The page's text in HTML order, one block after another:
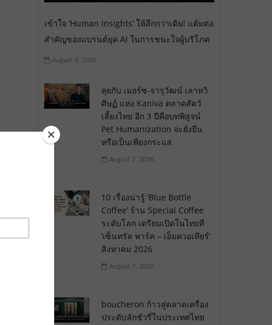
เข้าใจ ‘Human Insights’ ให้ลึกกว่าเดิม! แต้มต่อ
สำคัญของแบรนด์ยุค AI ในการชนะใจผู้บริโภค
August 8, 2026
คุยกับ เมอร์ซ-จารุวัฒน์ เลาหวิ
ศิษฏ์ แห่ง Kaniva ตลาดสัตว์
เลี้ยงไทย อีก 3 ปีคือบทพิสูจน์
Pet Humanization จะยั่งยืน
หรือเป็นเพียงกระแส
August 7, 2026
10 เรื่องน่ารู้ ‘Blue Bottle
Coffee’ ร้าน Special Coffee
ระดับโลก เตรียมเปิดในไทยที่
‘เซ็นทรัล พาร์ค – เอ็มควอเทียร์’
สิงหาคม 2026
August 7, 2026
boucheron ก้าวสู่ตลาดเครื่อง
ประดับลักชัวรี่ในประเทศไทย